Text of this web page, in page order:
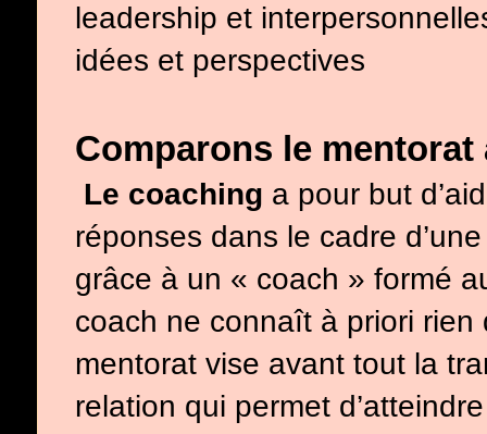
leadership et
idées et perspectives
Comparons le
Le coaching a pour but
réponses dans le cadre
grâce à un « coach » formé
coach ne connaît à priori
mentorat vise avant tout la
relation qui permet